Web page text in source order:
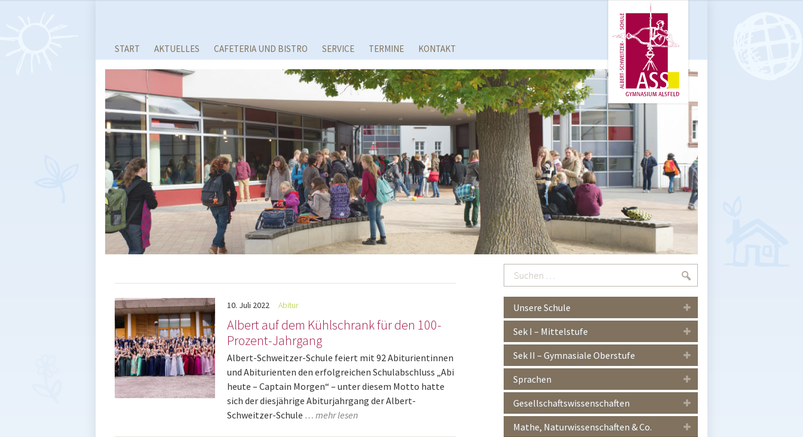
START AKTUELLES CAFETERIA UND BISTRO SERVICE TERMINE KONTAKT
10. Juli 2022 Abitur
Albert auf dem Kühlschrank für den 100-
Prozent-Jahrgang
Albert-Schweitzer-Schule feiert mit 92 Abiturientinnen
und Abiturienten den erfolgreichen Schulabschluss „Abi
heute – Captain Morgen“ – unter diesem Motto hatte
sich der diesjährige Abiturjahrgang der Albert-
Schweitzer-Schule … mehr lesen
Suchen
…
Unsere Schule
Sek I – Mittelstufe
Sek II – Gymnasiale Oberstufe
Sprachen
Gesellschaftswissenschaften
Mathe, Naturwissenschaften & Co.